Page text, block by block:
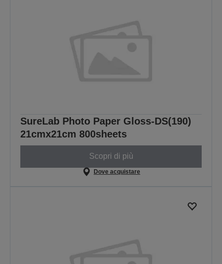
SureLab Photo Paper Gloss-DS(190)
21cmx21cm 800sheets
Scopri di più
Dove acquistare